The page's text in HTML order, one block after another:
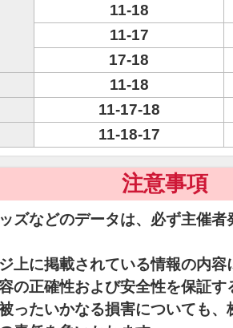
11-18
11-17
17-18
11-18
11-17-18
11-18-17
注意事項
ズなどのデータは、必ず主催
上に掲載されている情報の内容
の正確性および安全性を保証
ったいかなる損害についても